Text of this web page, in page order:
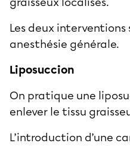
Les deux interventions
anesthésie générale.
Liposuccion
On pratique une
enlever le tissu
L’introduction d’une